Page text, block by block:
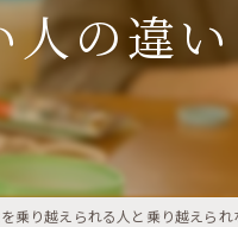
の違い
乗り越えられる人と乗り越えら